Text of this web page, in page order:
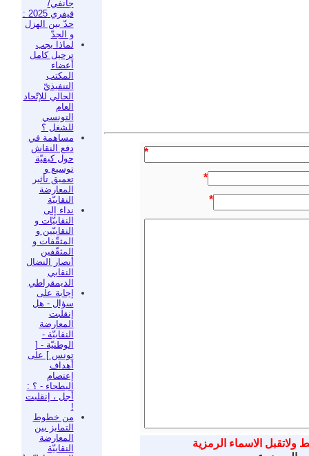
جانفي/
فيفري 2025 :
حدّ بين الهزل
و الجدّ
لماذا يجب
ترحيل كامل
أعضاء
المكتب
التنفيذيّ
الحالي للإتّحاد
العام
التونسي
للشغل ؟
مساهمة في
دفع النقاش
حول كيفيّة
توسيع و
تعميق تأثير
المعارضة
النقابيّة
نداء إلى
النقابيّات و
النقابيّين و
المثقّفات و
المثقّفين
أنصار النضال
النقابي
الديمقراطي
إجابة على
سؤال - هل
إنقلبت
المعارضة
النقابيّة -
الوطنيّة - [
تونس ] على
أهداف
إعتصام
البطحاء - ؟ :
أجل ، إنقلبت
!
من خطوط
التمايز بين
المعارضة
النقابيّة
*
*
*
ولاتقبل الاسماء الرمزية